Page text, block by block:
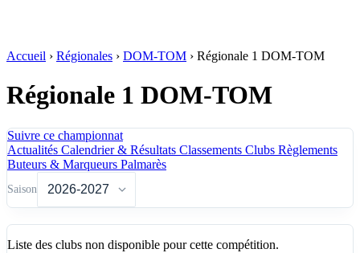
Accueil › Régionales › DOM-TOM › Régionale 1 DOM-TOM
Régionale 1 DOM-TOM
Suivre ce championnat
Actualités Calendrier & Résultats Classements Clubs Règlements
Buteurs & Marqueurs Palmarès
Saison
Liste des clubs non disponible pour cette compétition.